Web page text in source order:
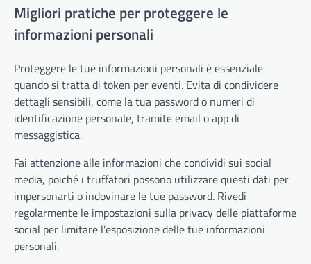
Migliori pratiche per proteggere le
informazioni personali
Proteggere le tue informazioni personali è essenziale
quando si tratta di token per eventi. Evita di condividere
dettagli sensibili, come la tua password o numeri di
identificazione personale, tramite email o app di
messaggistica.
Fai attenzione alle informazioni che condividi sui social
media, poiché i truffatori possono utilizzare questi dati per
impersonarti o indovinare le tue password. Rivedi
regolarmente le impostazioni sulla privacy delle piattaforme
social per limitare l’esposizione delle tue informazioni
personali.